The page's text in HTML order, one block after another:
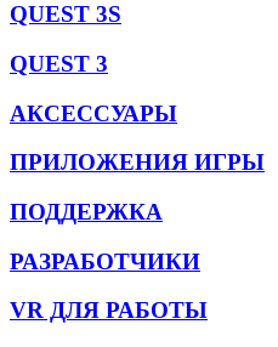
QUEST 3S
QUEST 3
АКСЕССУАРЫ
ПРИЛОЖЕНИЯ ИГРЫ
ПОДДЕРЖКА
РАЗРАБОТЧИКИ
VR ДЛЯ РАБОТЫ